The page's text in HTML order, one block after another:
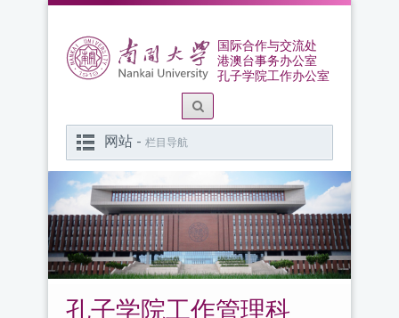
国际合作与交流处
港澳台事务办公室
孔子学院工作办公室
网站 - 栏目导航
孔子学院工作管理科